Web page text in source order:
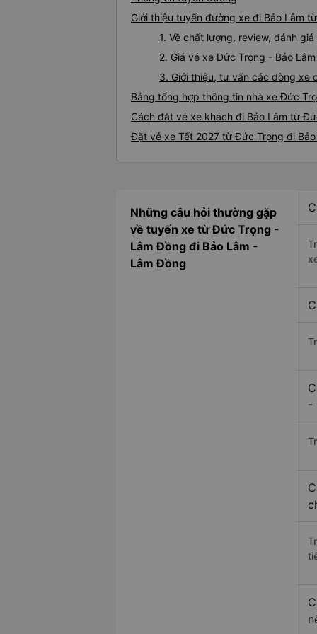
Giới thiệu tuyến đường xe đi Bảo Lâm
1. Về chất lượng, review, đánh
2. Giá vé xe Đức Trọng - Bảo Lâm
3. Giới thiệu, tư vấn các dòng xe
Bảng tổng hợp thông tin nhà xe Đức
Cách đặt vé xe khách đi Bảo Lâm từ
Đặt vé xe Tết 2027 từ Đức Trọng đi Bảo
Những câu hỏi thường gặp
về tuyến xe từ Đức Trọng -
Lâm Đồng đi Bảo Lâm -
Lâm Đồng
-